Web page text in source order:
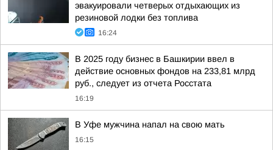
эвакуировали четверых отдыхающих из
резиновой лодки без топлива
16:24
В 2025 году бизнес в Башкирии ввел в
действие основных фондов на 233,81 млрд
руб., следует из отчета Росстата
16:19
В Уфе мужчина напал на свою мать
16:15